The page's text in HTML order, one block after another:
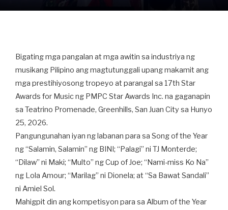
Bigating mga pangalan at mga awitin sa industriya ng
musikang Pilipino ang magtutunggali upang makamit ang
mga prestihiyosong tropeyo at parangal sa 17th Star
Awards for Music ng PMPC Star Awards Inc. na gaganapin
sa Teatrino Promenade, Greenhills, San Juan City sa Hunyo
25, 2026.
Pangungunahan iyan ng labanan para sa Song of the Year
ng “Salamin, Salamin” ng BINI; “Palagi” ni TJ Monterde;
“Dilaw” ni Maki; “Multo” ng Cup of Joe; “Nami-miss Ko Na”
ng Lola Amour; “Marilag” ni Dionela; at “Sa Bawat Sandali”
ni Amiel Sol.
Mahigpit din ang kompetisyon para sa Album of the Year